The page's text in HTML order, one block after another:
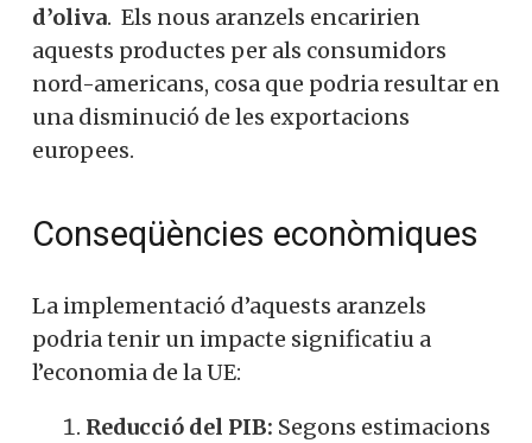
d’oliva. Els nous aranzels encaririen
aquests productes per als consumidors
nord-americans, cosa que podria resultar en
una disminució de les exportacions
europees.
Conseqüències econòmiques
La implementació d’aquests aranzels
podria tenir un impacte significatiu a
l’economia de la UE:
Reducció del PIB: Segons estimacions